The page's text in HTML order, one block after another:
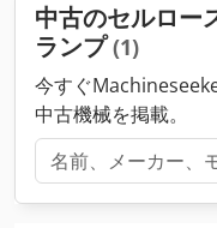
中古のセルロー
ランプ(1)
今すぐ
中古機械を掲載。